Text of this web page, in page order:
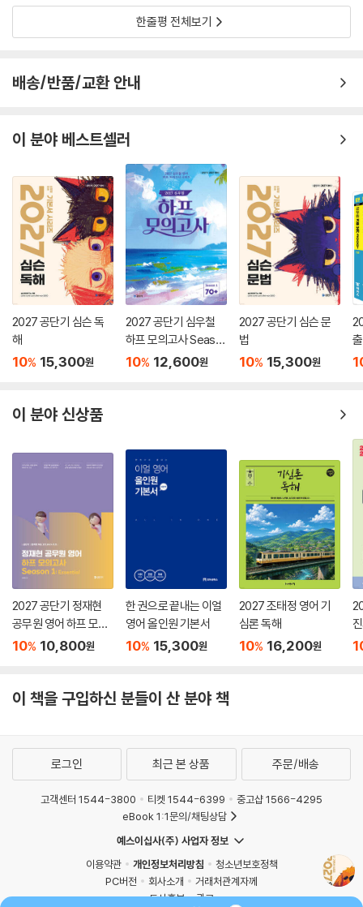
한줄평 전체보기
배송/반품/교환 안내
이 분야 베스트셀러
2027 공단기 심슨 독
해
10% 15,300원
2027 공단기 심우철
하프 모의고사 Seaso
n 1: 70+
10% 12,600원
2027 공단기 심슨 문
법
10% 15,300원
+
이 분야 신상품
2027 공단기 정재현
공무원 영어 하프 모의
고사 Season 1: Esse
10% 10,800원
한 권으로 끝내는 이얼
영어 올인원 기본서
10% 15,300원
2027 조태정 영어 기
심론 독해
10% 16,200원
이 책을 구입하신 분들이 산 분야 책
로그인 최근 본 상품 주문/배송
고객센터 1544-3800 티켓 1544-6399
중고샵 1566-4295
eBook 1:1문의/채팅상담
예스이십사(주) 사업자 정보
이용약관
개인정보처리방침
청소년보호정책
PC버전
회사소개
거래처관계자께
도서홍보
광고